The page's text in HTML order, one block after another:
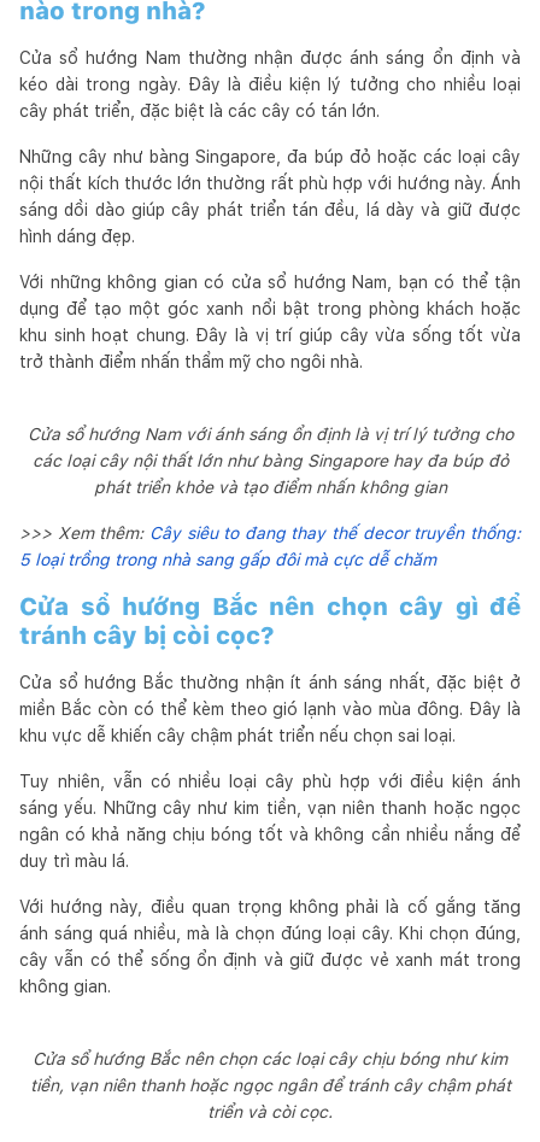
nào trong nhà?
Cửa sổ hướng Nam thường nhận được ánh sáng ổn định và
kéo dài trong ngày. Đây là điều kiện lý tưởng cho nhiều loại
cây phát triển, đặc biệt là các cây có tán lớn.
Những cây như bàng Singapore, đa búp đỏ hoặc các loại cây
nội thất kích thước lớn thường rất phù hợp với hướng này. Ánh
sáng dồi dào giúp cây phát triển tán đều, lá dày và giữ được
hình dáng đẹp.
Với những không gian có cửa sổ hướng Nam, bạn có thể tận
dụng để tạo một góc xanh nổi bật trong phòng khách hoặc
khu sinh hoạt chung. Đây là vị trí giúp cây vừa sống tốt vừa
trở thành điểm nhấn thẩm mỹ cho ngôi nhà.
Cửa sổ hướng Nam với ánh sáng ổn định là vị trí lý tưởng cho
các loại cây nội thất lớn như bàng Singapore hay đa búp đỏ
phát triển khỏe và tạo điểm nhấn không gian
>>> Xem thêm: Cây siêu to đang thay thế decor truyền thống:
5 loại trồng trong nhà sang gấp đôi mà cực dễ chăm
Cửa sổ hướng Bắc nên chọn cây gì để
tránh cây bị còi cọc?
Cửa sổ hướng Bắc thường nhận ít ánh sáng nhất, đặc biệt ở
miền Bắc còn có thể kèm theo gió lạnh vào mùa đông. Đây là
khu vực dễ khiến cây chậm phát triển nếu chọn sai loại.
Tuy nhiên, vẫn có nhiều loại cây phù hợp với điều kiện ánh
sáng yếu. Những cây như kim tiền, vạn niên thanh hoặc ngọc
ngân có khả năng chịu bóng tốt và không cần nhiều nắng để
duy trì màu lá.
Với hướng này, điều quan trọng không phải là cố gắng tăng
ánh sáng quá nhiều, mà là chọn đúng loại cây. Khi chọn đúng,
cây vẫn có thể sống ổn định và giữ được vẻ xanh mát trong
không gian.
Cửa sổ hướng Bắc nên chọn các loại cây chịu bóng như kim
tiền, vạn niên thanh hoặc ngọc ngân để tránh cây chậm phát
triển và còi cọc.